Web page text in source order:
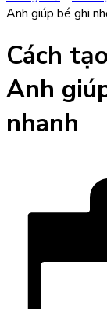
Anh giúp bé ghi
Cách
Anh
nhanh